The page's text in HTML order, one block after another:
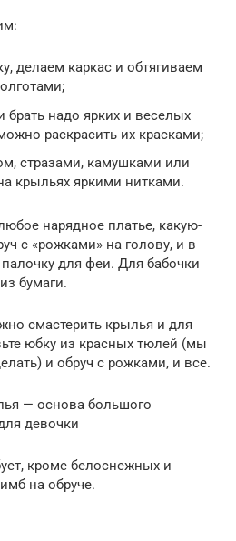
делаем каркас и обтягиваем
брать надо ярких и веселых
раскрасить их красками;
стразами, камушками или
крыльях яркими нитками.
нарядное платье, какую-
с «рожками» на голову, и в
для феи. Для бабочки
бумаги.
смастерить крылья и для
юбку из красных тюлей (мы
и обруч с рожками, и все.
— основа большого
девочки
кроме белоснежных и
на обруче.